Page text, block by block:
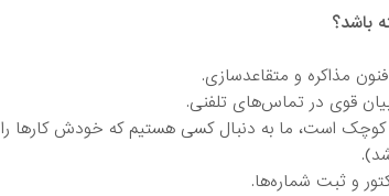
باشد؟
مذاکره و متقاعدسازی.
قوی در تماس‌های تلفنی.
است، ما به دنبال کسی هستیم که خودش کارها را
و ثبت شماره‌ها.